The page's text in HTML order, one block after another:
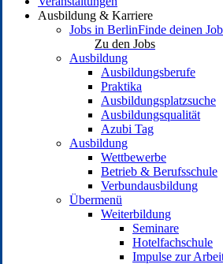
Ausbildung & Karriere
Jobs in BerlinFinde deinen
Zu den Jobs
Ausbildung
Ausbildungsberufe
Praktika
Ausbildungsplatzsuche
Ausbildungsqualität
Azubi Tag
Ausbildung
Wettbewerbe
Betrieb & Berufsschule
Verbundausbildung
Übermenü
Weiterbildung
Seminare
Hotelfachschule
Impulse zur